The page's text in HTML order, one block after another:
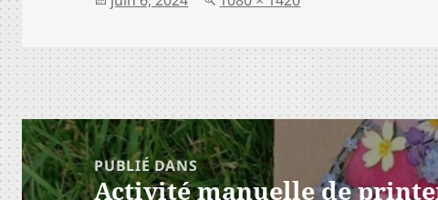
Navigation
de
PUBLIÉ DANS
Activité manuelle de